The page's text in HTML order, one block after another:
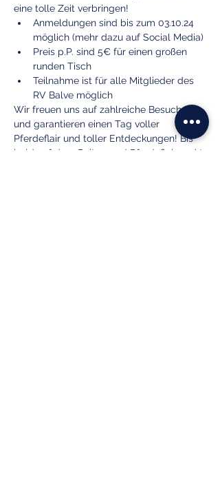
eine tolle Zeit verbringen!
Anmeldungen sind bis zum 03.10.24
möglich (mehr dazu auf Social Media)
Preis p.P. sind 5€ für einen großen
runden Tisch
Teilnahme ist für alle Mitglieder des
RV Balve möglich
Wir freuen uns auf zahlreiche Besucher
und garantieren einen Tag voller
Pferdeflair und toller Entdeckungen! Bis
bald auf dem Reiter- und Pferdeflohmarkt